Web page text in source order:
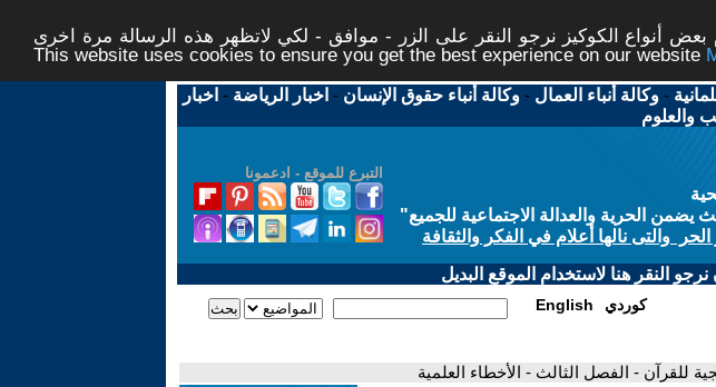
أنواع الكوكيز نرجو النقر على الزر - موافق - لكي لاتظهر هذه الرسالة مرة اخرى -
This website uses cookies to ensure you get the best experience on our website
-وكالة أنباء العمال -وكالة أنباء حقوق الإنسان - اخبار الرياضة - اخبار
والعلوم
التبرع للموقع - ادعمونا
الحرية والعدالة الاجتماعية للجميع"
والتى نالها أعلام في الفكر والثقافة
النقر هنا لاستخدام الموقع البديل
English كوردي
للقرآن - الفصل الثالث - الأخطاء العلمية